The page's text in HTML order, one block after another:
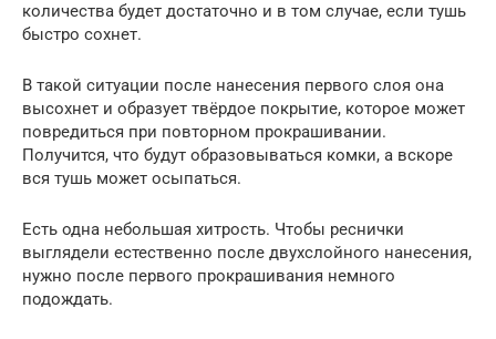
количества будет достаточно и в том случае, если тушь
быстро сохнет.
В такой ситуации после нанесения первого слоя она
высохнет и образует твёрдое покрытие, которое может
повредиться при повторном прокрашивании.
Получится, что будут образовываться комки, а вскоре
вся тушь может осыпаться.
Есть одна небольшая хитрость. Чтобы реснички
выглядели естественно после двухслойного нанесения,
нужно после первого прокрашивания немного
подождать.